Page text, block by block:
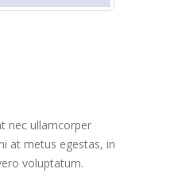
nec ullamcorper
at metus egestas, in
voluptatum.